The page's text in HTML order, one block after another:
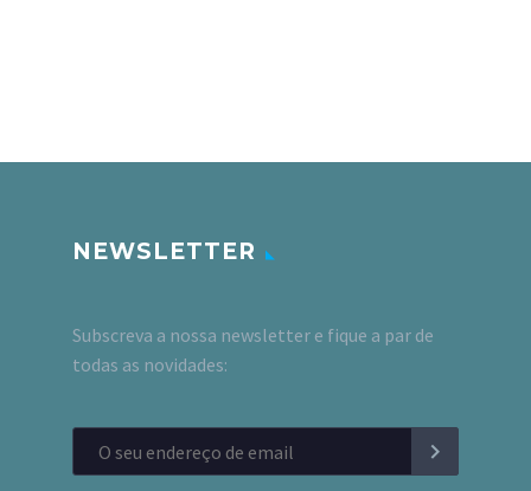
NEWSLETTER
Subscreva a nossa newsletter e fique a par de
todas as novidades: